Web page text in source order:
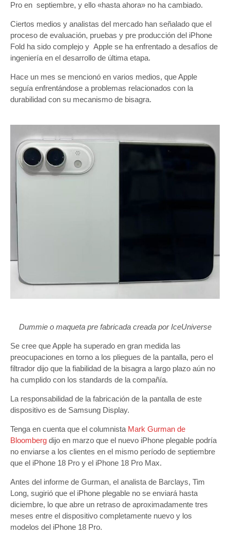
Pro en septiembre, y ello «hasta ahora» no ha cambiado.
Ciertos medios y analistas del mercado han señalado que el
proceso de evaluación, pruebas y pre producción del iPhone
Fold ha sido complejo y Apple se ha enfrentado a desafíos de
ingeniería en el desarrollo de última etapa.
Hace un mes se mencionó en varios medios, que Apple
seguía enfrentándose a problemas relacionados con la
durabilidad con su mecanismo de bisagra.
Dummie o maqueta pre fabricada creada por IceUniverse
Se cree que Apple ha superado en gran medida las
preocupaciones en torno a los pliegues de la pantalla, pero el
filtrador dijo que la fiabilidad de la bisagra a largo plazo aún no
ha cumplido con los standards de la compañía.
La responsabilidad de la fabricación de la pantalla de este
dispositivo es de Samsung Display.
Tenga en cuenta que el columnista Mark Gurman de
Bloomberg dijo en marzo que el nuevo iPhone plegable podría
no enviarse a los clientes en el mismo período de septiembre
que el iPhone 18 Pro y el iPhone 18 Pro Max.
Antes del informe de Gurman, el analista de Barclays, Tim
Long, sugirió que el iPhone plegable no se enviará hasta
diciembre, lo que abre un retraso de aproximadamente tres
meses entre el dispositivo completamente nuevo y los
modelos del iPhone 18 Pro.